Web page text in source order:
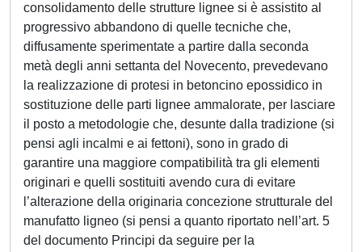
consolidamento delle strutture lignee si è assistito al
progressivo abbandono di quelle tecniche che,
diffusamente sperimentate a partire dalla seconda
metà degli anni settanta del Novecento, prevedevano
la realizzazione di protesi in betoncino epossidico in
sostituzione delle parti lignee ammalorate, per lasciare
il posto a metodologie che, desunte dalla tradizione (si
pensi agli incalmi e ai fettoni), sono in grado di
garantire una maggiore compatibilità tra gli elementi
originari e quelli sostituiti avendo cura di evitare
l’alterazione della originaria concezione strutturale del
manufatto ligneo (si pensi a quanto riportato nell’art. 5
del documento Principi da seguire per la